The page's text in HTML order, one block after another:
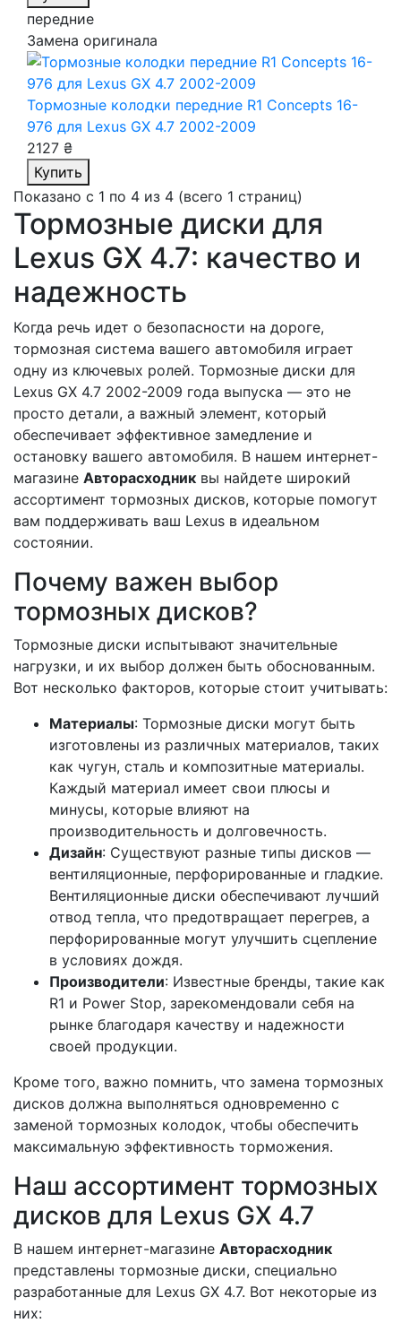
передние
Замена оригинала
Тормозные колодки передние R1 Concepts 16-
976 для Lexus GX 4.7 2002-2009
2127 ₴
Купить
Показано с 1 по 4 из 4 (всего 1 страниц)
Тормозные диски для
Lexus GX 4.7: качество и
надежность
Когда речь идет о безопасности на дороге,
тормозная система вашего автомобиля играет
одну из ключевых ролей. Тормозные диски для
Lexus GX 4.7 2002-2009 года выпуска — это не
просто детали, а важный элемент, который
обеспечивает эффективное замедление и
остановку вашего автомобиля. В нашем интернет-
магазине Авторасходник вы найдете широкий
ассортимент тормозных дисков, которые помогут
вам поддерживать ваш Lexus в идеальном
состоянии.
Почему важен выбор
тормозных дисков?
Тормозные диски испытывают значительные
нагрузки, и их выбор должен быть обоснованным.
Вот несколько факторов, которые стоит учитывать:
Материалы: Тормозные диски могут быть
изготовлены из различных материалов, таких
как чугун, сталь и композитные материалы.
Каждый материал имеет свои плюсы и
минусы, которые влияют на
производительность и долговечность.
Дизайн: Существуют разные типы дисков —
вентиляционные, перфорированные и гладкие.
Вентиляционные диски обеспечивают лучший
отвод тепла, что предотвращает перегрев, а
перфорированные могут улучшить сцепление
в условиях дождя.
Производители: Известные бренды, такие как
R1 и Power Stop, зарекомендовали себя на
рынке благодаря качеству и надежности
своей продукции.
Кроме того, важно помнить, что замена тормозных
дисков должна выполняться одновременно с
заменой тормозных колодок, чтобы обеспечить
максимальную эффективность торможения.
Наш ассортимент тормозных
дисков для Lexus GX 4.7
В нашем интернет-магазине Авторасходник
представлены тормозные диски, специально
разработанные для Lexus GX 4.7. Вот некоторые из
них: